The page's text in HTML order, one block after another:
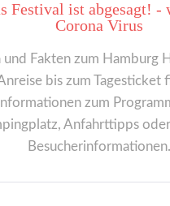
Festival ist abgesagt! -
Corona Virus
und Fakten zum Hamburg
bis zum Tagesticket
zum
Anfahrttipps
Besucherinformationen.